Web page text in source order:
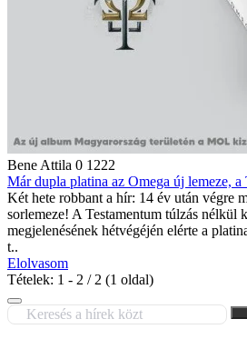
Bene Attila 0 1222
Már dupla platina az Omega új lemeze, a
Két hete robbant a hír: 14 év után végre
sorlemeze! A Testamentum túlzás nélkül
megjelenésének hétvégéjén elérte a
t..
Elolvasom
Tételek: 1 - 2 / 2 (1 oldal)